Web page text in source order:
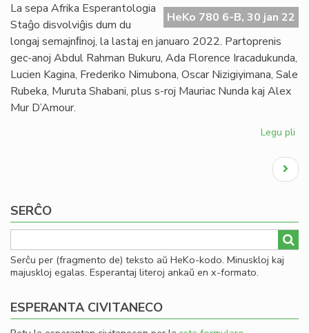
de
HeKo 780 6-B, 30 jan 22
La sepa Afrika Esperantologia
Staĝo disvolviĝis dum du
longaj semajnﬁnoj, la lastaj en januaro 2022. Partoprenis
gec-anoj Abdul Rahman Bukuru, Ada Florence Iracadukunda,
Lucien Kagina, Frederiko Nimubona, Oscar Nizigiyimana, Sale
Rubeka, Muruta Shabani, plus s-roj Mauriac Nunda kaj Alex
Mur D’Amour.
Legu pli
la
en
Next
page
SERĈO
Serĉu per (fragmento de) teksto aŭ HeKo-kodo. Minuskloj kaj
majuskloj egalas. Esperantaj literoj ankaŭ en x-formato.
ESPERANTA CIVITANECO